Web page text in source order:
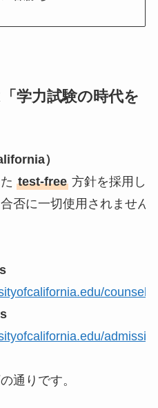
学力試験の時代を
）
test-free 方針を採用し
否に一切使用されません
通りです。